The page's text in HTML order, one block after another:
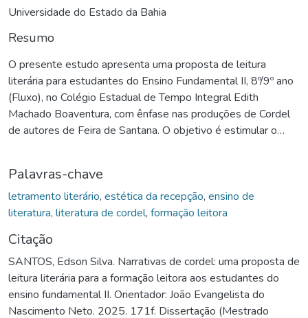
Universidade do Estado da Bahia
Resumo
O presente estudo apresenta uma proposta de leitura
literária para estudantes do Ensino Fundamental II, 8º/9º ano
(Fluxo), no Colégio Estadual de Tempo Integral Edith
Machado Boaventura, com ênfase nas produções de Cordel
de autores de Feira de Santana. O objetivo é estimular o
vistas ao letramento literário. A base da pesquisa apoia-se
na teoria da Estética da Recepção (Jauss,1994), Letramento
Literário (Cosson, 2019; 2020), ao mesmo tempo que
(2005), Paulino (2009), Zilberman (1989; 2008; 2010),
Jouve (2002; 2012), Lajolo (1993; 2018), Bragatto Filho
(1995), Amorim (2022), Martins (2006), Pinheiro (2007;
2012), Franklin Maxado (2012), Abreu (1999), Kleimen
(1993), Soares(2014), entre outros sobre concepções de
Palavras-chave
letramento literário, estética da recepção, ensino de
literatura, literatura de cordel, formação leitora
Citação
SANTOS, Edson Silva. Narrativas de cordel: uma proposta de
leitura literária para a formação leitora aos estudantes do
ensino fundamental II. Orientador: João Evangelista do
Nascimento Neto. 2025. 171f. Dissertação (Mestrado